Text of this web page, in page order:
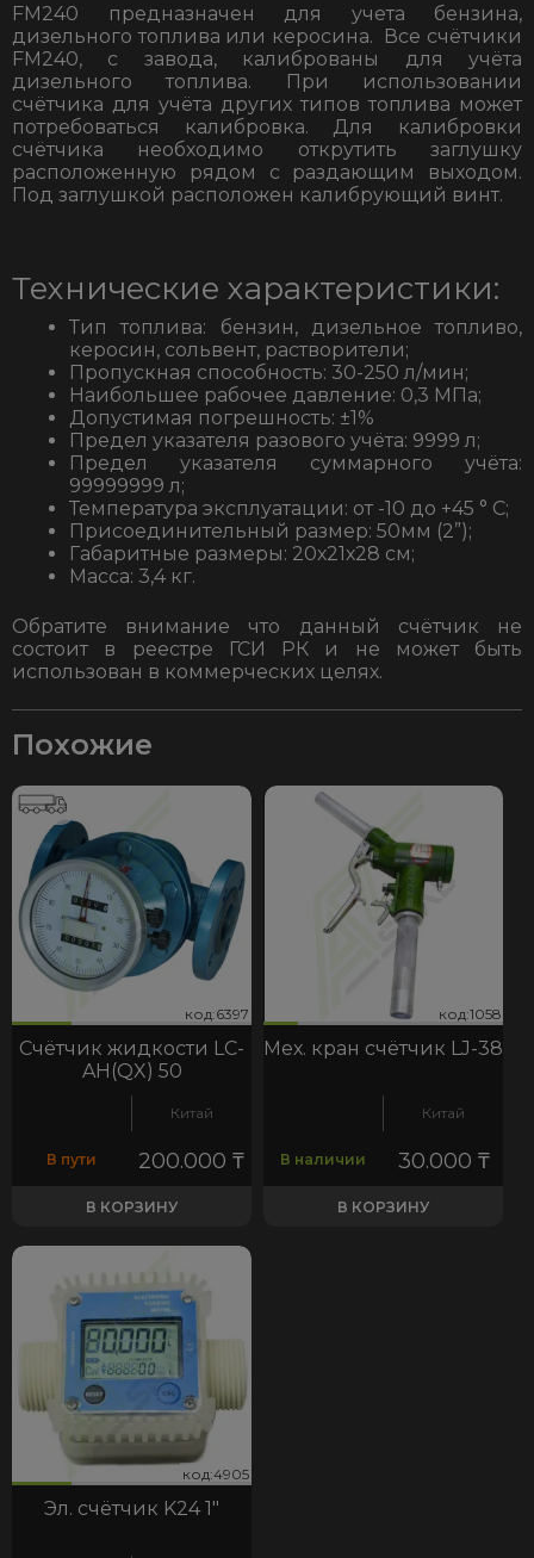
FM240 предназначен для учета бензина,
дизельного топлива или керосина. Все счётчики
FM240, с завода, калиброваны для учёта
дизельного топлива. При использовании
счётчика для учёта других типов топлива может
потребоваться калибровка. Для калибровки
счётчика необходимо открутить заглушку
расположенную рядом с раздающим выходом.
Под заглушкой расположен калибрующий винт.
Технические характеристики:
Тип топлива: бензин, дизельное топливо,
керосин, сольвент, растворители;
Пропускная способность: 30-250 л/мин;
Наибольшее рабочее давление: 0,3 МПа;
Допустимая погрешность: ±1%
Предел указателя разового учёта: 9999 л;
Предел указателя суммарного учёта:
99999999 л;
Температура эксплуатации: от -10 до +45 ° С;
Присоединительный размер: 50мм (2”);
Габаритные размеры: 20х21х28 см;
Масса: 3,4 кг.
Обратите внимание что данный счётчик не
состоит в реестре ГСИ РК и не может быть
использован в коммерческих целях.
Похожие
код:6397 код:6397
Счётчик жидкости LC-
AH(QX) 50
Китай
В пути 200.000₸
В КОРЗИНУ
код:1058 код:1058
Мех. кран счётчик LJ-38
Китай
В наличии 30.000 ₸
В КОРЗИНУ
код:4905
Эл. cчётчик K24 1"